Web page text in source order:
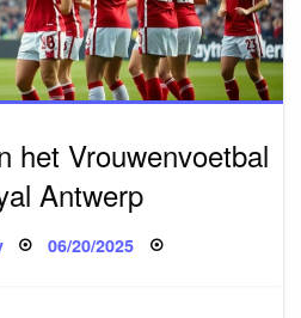
het Vrouwenvoetbal
Antwerp
Posted
06/20/2025